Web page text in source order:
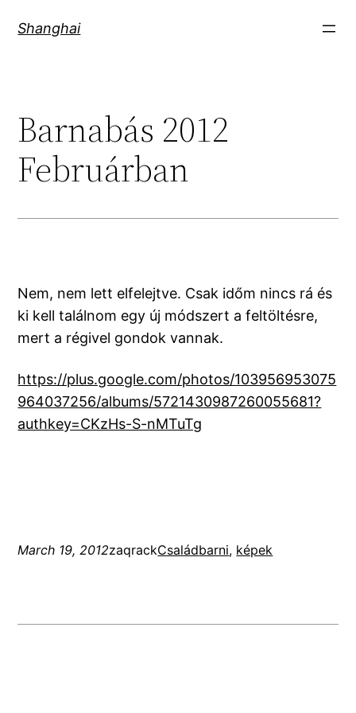
Shanghai
Barnabás 2012
Februárban
Nem, nem lett elfelejtve. Csak időm nincs rá és
ki kell találnom egy új módszert a feltöltésre,
mert a régivel gondok vannak.
https://plus.google.com/photos/103956953075
964037256/albums/5721430987260055681?
authkey=CKzHs-S-nMTuTg
March 19, 2012zaqrackCsaládbarni, képek